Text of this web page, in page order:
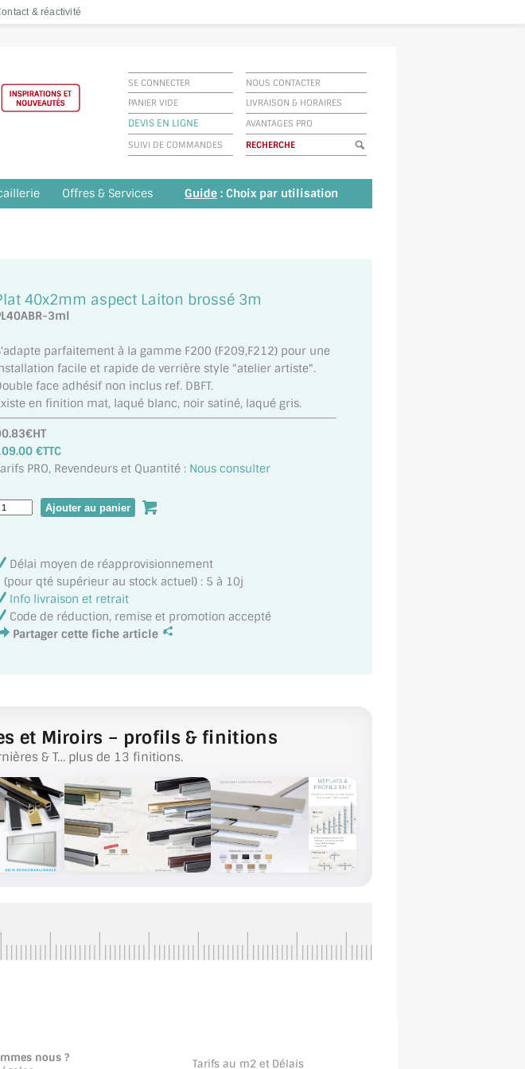
& réactivité
SE CONNECTER
NOUS CONTACTER
PANIER VIDE
LIVRAISON & HORAIRES
DEVIS EN LIGNE
AVANTAGES PRO
SUIVI DE COMMANDES
Offres & Services Guide : Choix par utilisation
40x2mm aspect Laiton brossé 3m
3ml
parfaitement à la gamme F200 (F209,F212) pour une
facile et rapide de verrière style "atelier artiste".
face adhésif non inclus ref. DBFT.
en finition mat, laqué blanc, noir satiné, laqué gris.
€TTC
PRO, Revendeurs et Quantité : Nous consulter
Délai moyen de réapprovisionnement
(pour qté supérieur au stock actuel) : 5 à 10j
Info livraison et retrait
Code de réduction, remise et promotion accepté
Partager cette fiche article
et Miroirs – profils & finitions
& T… plus de 13 finitions.
nous ?
Tarifs au m2 et Délais